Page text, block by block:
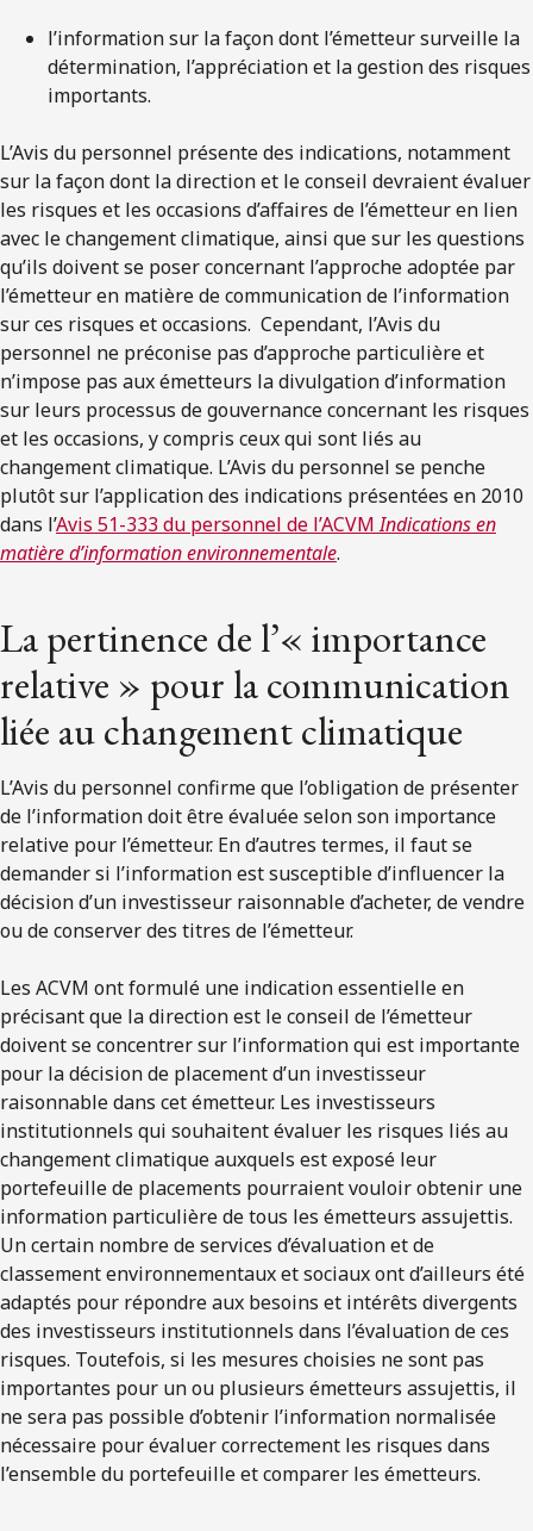
l’information sur la façon dont l’émetteur surveille la
détermination, l’appréciation et la gestion des risques
importants.
L’Avis du personnel présente des indications, notamment
sur la façon dont la direction et le conseil devraient évaluer
les risques et les occasions d’affaires de l’émetteur en lien
avec le changement climatique, ainsi que sur les questions
qu’ils doivent se poser concernant l’approche adoptée par
l’émetteur en matière de communication de l’information
sur ces risques et occasions. Cependant, l’Avis du
personnel ne préconise pas d’approche particulière et
n’impose pas aux émetteurs la divulgation d’information
sur leurs processus de gouvernance concernant les risques
et les occasions, y compris ceux qui sont liés au
changement climatique. L’Avis du personnel se penche
plutôt sur l’application des indications présentées en 2010
dans l’Avis 51-333 du personnel de l’ACVMIndications en
matière d’information environnementale.
La pertinence de l’« importance
relative » pour la communication
liée au changement climatique
L’Avis du personnel confirme que l’obligation de présenter
de l’information doit être évaluée selon son importance
relative pour l’émetteur. En d’autres termes, il faut se
demander si l’information est susceptible d’influencer la
décision d’un investisseur raisonnable d’acheter, de vendre
ou de conserver des titres de l’émetteur.
Les ACVM ont formulé une indication essentielle en
précisant que la direction est le conseil de l’émetteur
doivent se concentrer sur l’information qui est importante
pour la décision de placement d’un investisseur
raisonnable dans cet émetteur. Les investisseurs
institutionnels qui souhaitent évaluer les risques liés au
changement climatique auxquels est exposé leur
portefeuille de placements pourraient vouloir obtenir une
information particulière de tous les émetteurs assujettis.
Un certain nombre de services d’évaluation et de
classement environnementaux et sociaux ont d’ailleurs été
adaptés pour répondre aux besoins et intérêts divergents
des investisseurs institutionnels dans l’évaluation de ces
risques. Toutefois, si les mesures choisies ne sont pas
importantes pour un ou plusieurs émetteurs assujettis, il
ne sera pas possible d’obtenir l’information normalisée
nécessaire pour évaluer correctement les risques dans
l’ensemble du portefeuille et comparer les émetteurs.